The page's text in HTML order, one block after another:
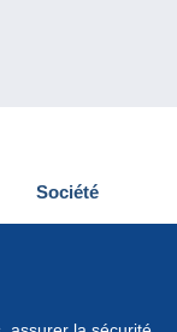
Société
Qui sommes-nous